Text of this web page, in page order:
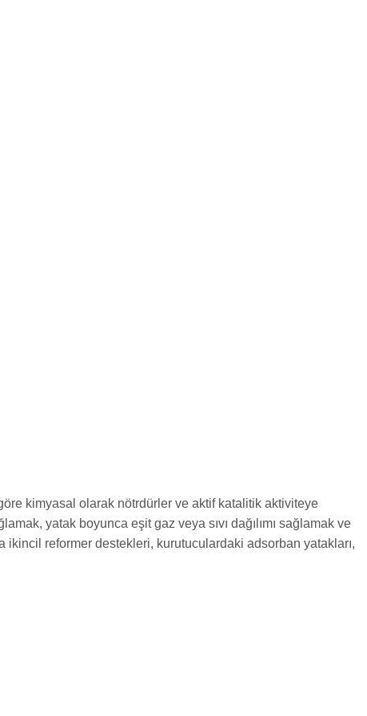
kimyasal olarak nötrdürler ve aktif katalitik aktiviteye
yatak boyunca eşit gaz veya sıvı dağılımı sağlamak ve
ikincil reformer destekleri, kurutuculardaki adsorban yatakları,